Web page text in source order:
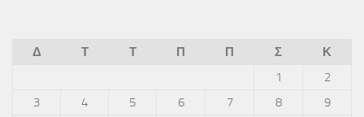
Δ Τ Τ Π Π Σ
Κ
1
2
3
4 5 6 7 8
9